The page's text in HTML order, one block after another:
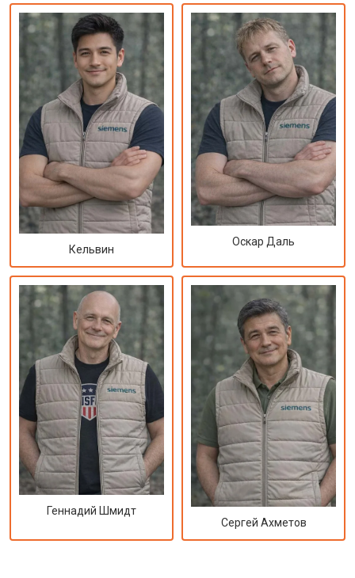
Кельвин
Оскар Даль
Геннадий Шмидт
Сергей Ахметов